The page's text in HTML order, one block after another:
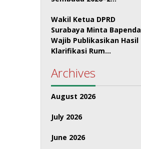
Wakil Ketua DPRD
Surabaya Minta Bapenda
Wajib Publikasikan Hasil
Klarifikasi Rum…
Archives
August 2026
July 2026
June 2026